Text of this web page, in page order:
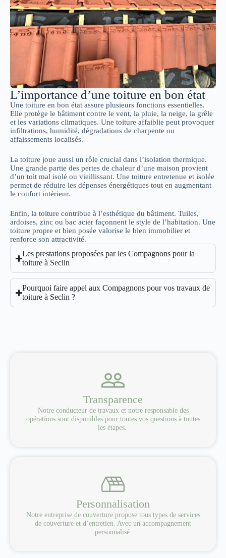
L’importance d’une toiture en bon état
Une toiture en bon état assure plusieurs fonctions essentielles.
Elle protège le bâtiment contre le vent, la pluie, la neige, la grêle
et les variations climatiques. Une toiture affaiblie peut provoquer
infiltrations, humidité, dégradations de charpente ou
affaissements localisés.
La toiture joue aussi un rôle crucial dans l’isolation thermique.
Une grande partie des pertes de chaleur d’une maison provient
d’un toit mal isolé ou vieillissant. Une toiture entretenue et isolée
permet de réduire les dépenses énergétiques tout en augmentant
le confort intérieur.
Enfin, la toiture contribue à l’esthétique du bâtiment. Tuiles,
ardoises, zinc ou bac acier façonnent le style de l’habitation. Une
toiture propre et bien posée valorise le bien immobilier et
renforce son attractivité.
Les prestations proposées par les Compagnons pour la
toiture à Seclin
Pourquoi faire appel aux Compagnons pour vos travaux de
toiture à Seclin ?
Transparence
Notre conducteur de travaux et notre responsable des
opérations sont disponibles pour toutes vos questions à toutes
les étapes.
Personnalisation
Notre entreprise de couverture propose tous types de services
de couverture et d’entretien. Avec un accompagnement
personnalisé.